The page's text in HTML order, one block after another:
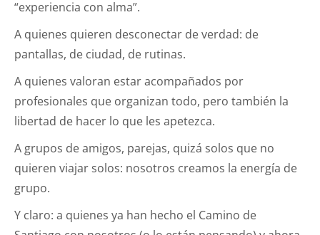
“experiencia con alma”.
A quienes quieren desconectar de verdad: de
pantallas, de ciudad, de rutinas.
A quienes valoran estar acompañados por
profesionales que organizan todo, pero también la
libertad de hacer lo que les apetezca.
A grupos de amigos, parejas, quizá solos que no
quieren viajar solos: nosotros creamos la energía de
grupo.
Y claro: a quienes ya han hecho el Camino de